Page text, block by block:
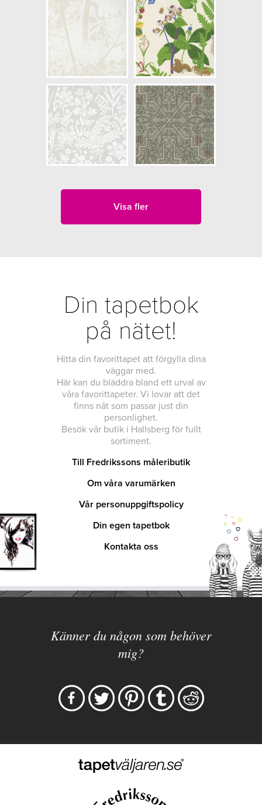
Visa fler
Din tapetbok
på nätet!
Hitta din favorittapet att förgylla dina
väggar med.
Här kan du bläddra bland ett urval av
våra favorittapeter. Vi lovar att det
finns nåt som passar just din
personlighet.
Besök vår butik i Hallsberg för fullt
sortiment.
Till Fredrikssons måleributik
Om våra varumärken
Vår personuppgiftspolicy
Din egen tapetbok
Kontakta oss
Känner du någon som behöver
mig?